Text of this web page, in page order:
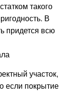
такого
В
придется всю
участок,
если покрытие